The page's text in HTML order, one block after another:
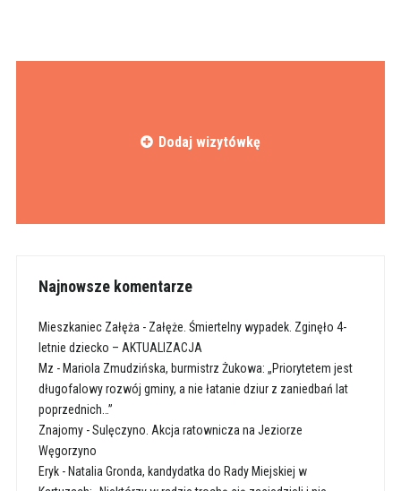
Dodaj wizytówkę
Najnowsze komentarze
Mieszkaniec Załęża - Załęże. Śmiertelny wypadek. Zginęło 4-
letnie dziecko – AKTUALIZACJA
Mz - Mariola Zmudzińska, burmistrz Żukowa: „Priorytetem jest
długofalowy rozwój gminy, a nie łatanie dziur z zaniedbań lat
poprzednich…”
Znajomy-Sulęczyno. Akcja ratownicza na Jeziorze
Węgorzyno
Eryk- Natalia Gronda, kandydatka do Rady Miejskiej w